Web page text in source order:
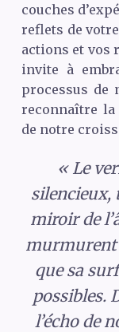
couches
reflets de
actions et vos
invite à
processus de
reconnaître la
de notre
« Le
silencieux,
miroir de
murmurent
que sa
possibles.
l’écho de